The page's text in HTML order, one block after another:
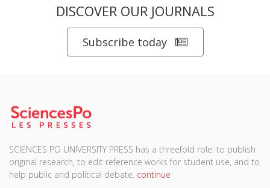
DISCOVER OUR JOURNALS
Subscribe today
SCIENCES PO UNIVERSITY PRESS has a threefold role: to publish
original research, to edit reference works for student use, and to
help public and political debate. continue